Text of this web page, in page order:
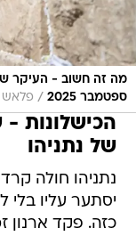
מה זה חשוב - העיקר
ספטמבר 2025
/ פלאש 90, חיים גולדברג
הכישלונות
של נתניהו
נתניהו חולה
כזה. פקד ארנון